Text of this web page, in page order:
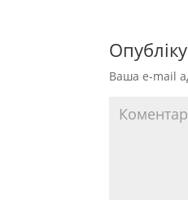
Ваша e-mail